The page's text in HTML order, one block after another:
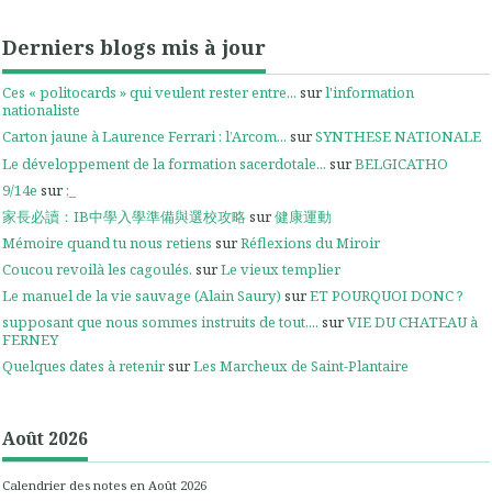
Derniers blogs mis à jour
Ces « politocards » qui veulent rester entre... surl'information
nationaliste
Carton jaune à Laurence Ferrari : l’Arcom... surSYNTHESE NATIONALE
Le développement de la formation sacerdotale... surBELGICATHO
9/14e sur;_
家長必讀：IB中學入學準備與選校攻略 sur健康運動
Mémoire quand tu nous retiens surRéflexions du Miroir
Coucou revoilà les cagoulés. surLe vieux templier
Le manuel de la vie sauvage (Alain Saury) surET POURQUOI DONC ?
supposant que nous sommes instruits de tout,... surVIE DU CHATEAU à
FERNEY
Quelques dates à retenirsurLes Marcheux de Saint-Plantaire
Août 2026
Calendrier des notes en Août 2026